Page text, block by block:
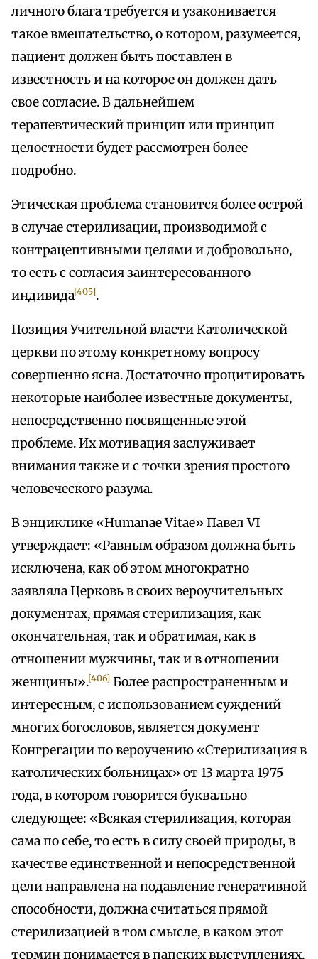
личного блага требуется и узаконивается
такое вмешательство, о котором, разумеется,
пациент должен быть поставлен в
известность и на которое он должен дать
свое согласие. В дальнейшем
терапевтический принцип или принцип
целостности будет рассмотрен более
подробно.
Этическая проблема становится более острой
в случае стерилизации, производимой с
контрацептивными целями и добровольно,
то есть с согласия заинтересованного
индивида[405].
Позиция Учительной власти Католической
церкви по этому конкретному вопросу
совершенно ясна. Достаточно процитировать
некоторые наиболее известные документы,
непосредственно посвященные этой
проблеме. Их мотивация заслуживает
внимания также и с точки зрения простого
человеческого разума.
В энциклике «Humanae Vitae» Павел VI
утверждает: «Равным образом должна быть
исключена, как об этом многократно
заявляла Церковь в своих вероучительных
документах, прямая стерилизация, как
окончательная, так и обратимая, как в
отношении мужчины, так и в отношении
женщины».[406] Более распространенным и
интересным, с использованием суждений
многих богословов, является документ
Конгрегации по вероучению «Стерилизация в
католических больницах» от 13 марта 1975
года, в котором говорится буквально
следующее: «Всякая стерилизация, которая
сама по себе, то есть в силу своей природы, в
качестве единственной и непосредственной
цели направлена на подавление генеративной
способности, должна считаться прямой
стерилизацией в том смысле, в каком этот
термин понимается в папских выступлениях,